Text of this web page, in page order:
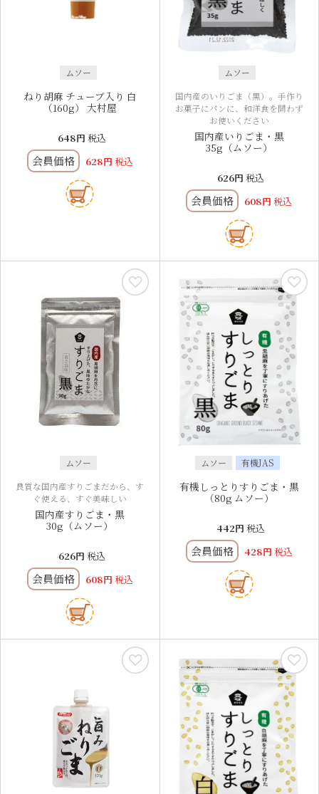
ムソー
ねり胡麻 チューブ入り 白
（160g） 大村屋
648 税込
会員価格 628 税込
ムソー
国内産のいりごま（黒）。手作り
お菓子にパンに、和洋食を問わず
お使いください
国内産いりごま・黒
35g（ムソー）
626 税込
会員価格 608 税込
ムソー
良質な国内産すりごまだから、す
ぐ使える、すぐ美味しい
国内産すりごま・黒
30g（ムソー）
626 税込
会員価格 608 税込
ムソー 有機JAS
有機しっとりすりごま・黒
（80g ムソー）
442 税込
会員価格 428 税込